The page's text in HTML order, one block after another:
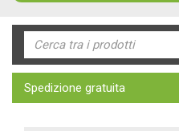
Spedizione gratuita